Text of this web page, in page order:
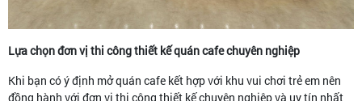
Lựa chọn đơn vị thi công thiết kế quán cafe chuyên nghiệp
Khi bạn có ý định mở quán cafe kết hợp với khu vui chơi trẻ em nên
đồng hành với đơn vị thi công thiết kế chuyên nghiệp và uy tín nhất